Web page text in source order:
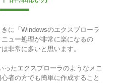
に「Windowsのエクスプローラ
ュー処理が非常に楽になるの
非常に多いと思います。
ったエクスプローラのようなメニ
者の方でも簡単に作成すること